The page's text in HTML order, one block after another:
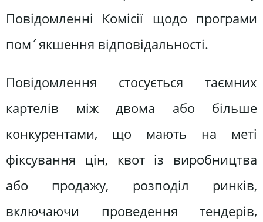
Повідомленні Комісії щодо програми
пом´якшення відповідальності.
Повідомлення стосується таємних
картелів між двома або більше
конкурентами, що мають на меті
фіксування цін, квот із виробництва
або продажу, розподіл ринків,
включаючи проведення тендерів,